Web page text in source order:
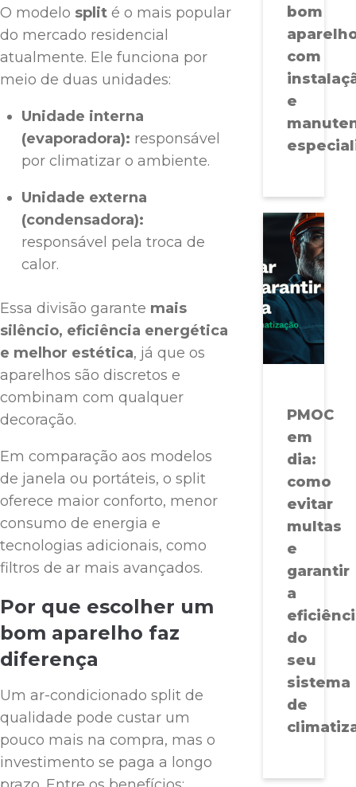
O modelo split é o mais popular
do mercado residencial
atualmente. Ele funciona por
meio de duas unidades:
Unidade interna
(evaporadora): responsável
por climatizar o ambiente.
Unidade externa
(condensadora):
responsável pela troca de
calor.
Essa divisão garante mais
silêncio, eficiência energética
e melhor estética, já que os
aparelhos são discretos e
combinam com qualquer
decoração.
Em comparação aos modelos
de janela ou portáteis, o split
oferece maior conforto, menor
consumo de energia e
tecnologias adicionais, como
filtros de ar mais avançados.
Por que escolher um
bom aparelho faz
diferença
Um ar-condicionado split de
qualidade pode custar um
pouco mais na compra, mas o
investimento se paga a longo
bom
com
e
PMOC
em
dia:
como
evitar
multas
e
garantir
a
do
seu
sistema
de